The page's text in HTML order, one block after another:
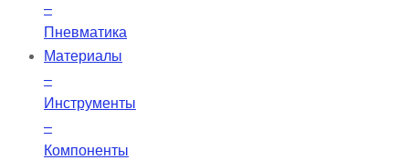
–
Пневматика
Материалы
–
Инструменты
–
Компоненты